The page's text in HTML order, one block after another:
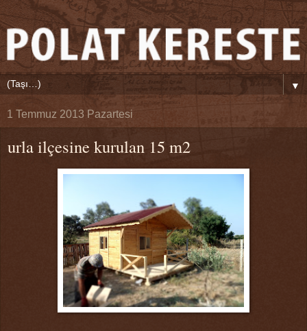
▼
1 Temmuz 2013 Pazartesi
urla ilçesine kurulan 15 m2